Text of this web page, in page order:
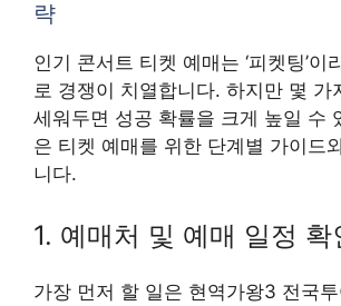
략
인기 콘서트 티켓 예매는 ‘피켓팅’이
로 경쟁이 치열합니다. 하지만 몇 가
세워두면 성공 확률을 크게 높일 수
은 티켓 예매를 위한 단계별 가이드
니다.
1. 예매처 및 예매 일정 확
가장 먼저 할 일은 현역가왕3 전국